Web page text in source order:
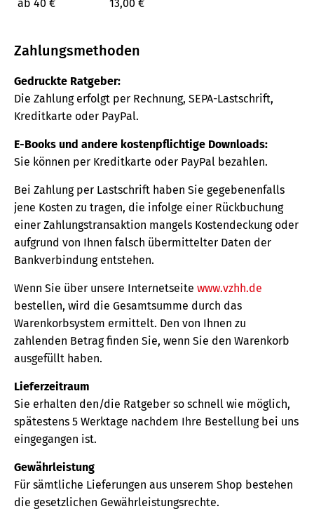
ab 40 €
13,00 €
Zahlungsmethoden
Gedruckte Ratgeber:
Die Zahlung erfolgt per Rechnung, SEPA-Lastschrift,
Kreditkarte oder PayPal.
E-Books und andere kostenpflichtige Downloads:
Sie können per Kreditkarte oder PayPal bezahlen.
Bei Zahlung per Lastschrift haben Sie gegebenenfalls
jene Kosten zu tragen, die infolge einer Rückbuchung
einer Zahlungstransaktion mangels Kostendeckung oder
aufgrund von Ihnen falsch übermittelter Daten der
Bankverbindung entstehen.
Wenn Sie über unsere Internetseite www.vzhh.de
bestellen, wird die Gesamtsumme durch das
Warenkorbsystem ermittelt. Den von Ihnen zu
zahlenden Betrag finden Sie, wenn Sie den Warenkorb
ausgefüllt haben.
Lieferzeitraum
Sie erhalten den/die Ratgeber so schnell wie möglich,
spätestens 5 Werktage nachdem Ihre Bestellung bei uns
eingegangen ist.
Gewährleistung
Für sämtliche Lieferungen aus unserem Shop bestehen
die gesetzlichen Gewährleistungsrechte.